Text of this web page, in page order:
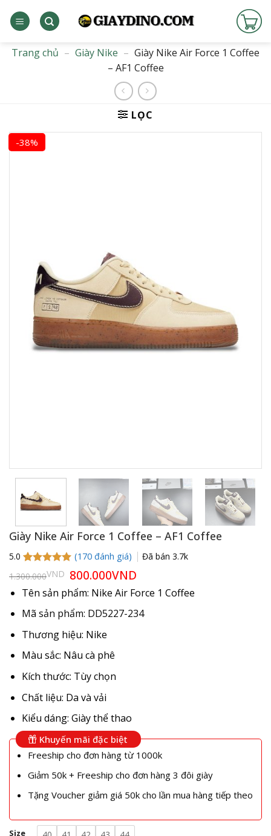
qua
dungTrang chủ – Giày Nike – Giày Nike Air Force 1 Coffee
– AF1 Coffee
LỌC
-38%
Giày Nike Air Force 1 Coffee – AF1 Coffee
5.0
5.0trên 5
dựa trên
169
đánh giá
(170đánh giá) Đã bán 3.7k
1.300.000VND Giá
gốc
là:
1.300.000VND.
800.000VND
tại
là:
Tên sản phẩm: Nike Air Force 1 Coffee
Mã sản phẩm: DD5227-234
Thương hiệu: Nike
Màu sắc: Nâu cà phê
Kích thước: Tùy chọn
Chất liệu: Da và vải
Kiểu dáng: Giày thể thao
Khuyến mãi đặc biệt
Freeship cho đơn hàng từ 1000k
Giảm 50k + Freeship cho đơn hàng 3 đôi giày
Tặng Voucher giảm giá 50k cho lần mua hàng tiếp theo
Size